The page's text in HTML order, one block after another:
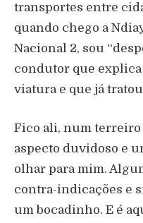
transportes entre
quando chego a
Nacional 2, sou
condutor que
viatura e que já
Fico ali, num terreiro
aspecto duvidoso e
olhar para mim.
contra-indicações e
um bocadinho. E é